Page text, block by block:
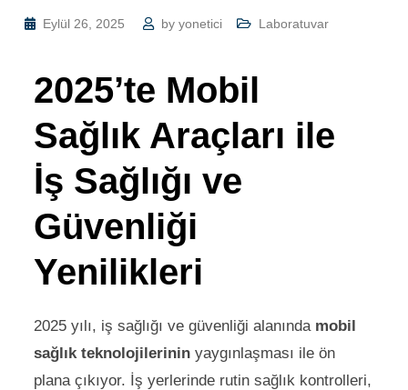
Eylül 26, 2025 by yonetici Laboratuvar
2025’te Mobil
Sağlık Araçları ile
İş Sağlığı ve
Güvenliği
Yenilikleri
2025 yılı, iş sağlığı ve güvenliği alanında mobil
sağlık teknolojilerinin yaygınlaşması ile ön
plana çıkıyor. İş yerlerinde rutin sağlık kontrolleri,